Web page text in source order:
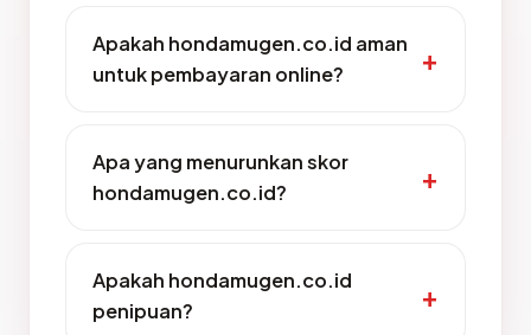
Apakah hondamugen.co.id aman
untuk pembayaran online?
Apa yang menurunkan skor
hondamugen.co.id?
Apakah hondamugen.co.id
penipuan?